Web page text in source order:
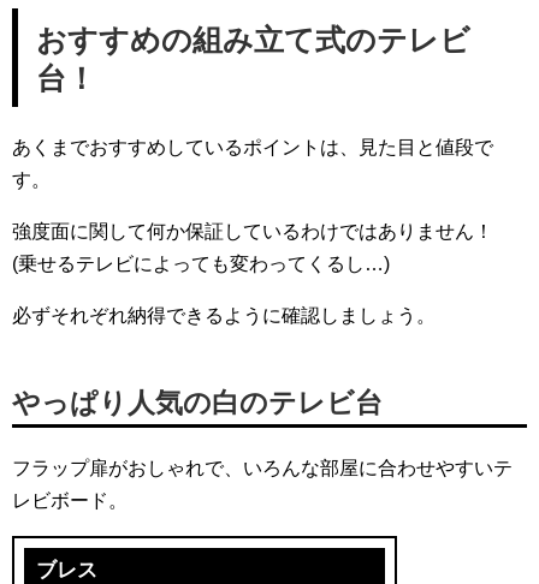
おすすめの組み立て式のテレビ
台！
あくまでおすすめしているポイントは、見た目と値段で
す。
強度面に関して何か保証しているわけではありません！
(乗せるテレビによっても変わってくるし…)
必ずそれぞれ納得できるように確認しましょう。
やっぱり人気の白のテレビ台
フラップ扉がおしゃれで、いろんな部屋に合わせやすいテ
レビボード。
ブレス